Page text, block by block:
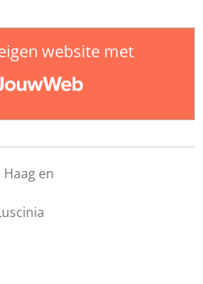
website met
en